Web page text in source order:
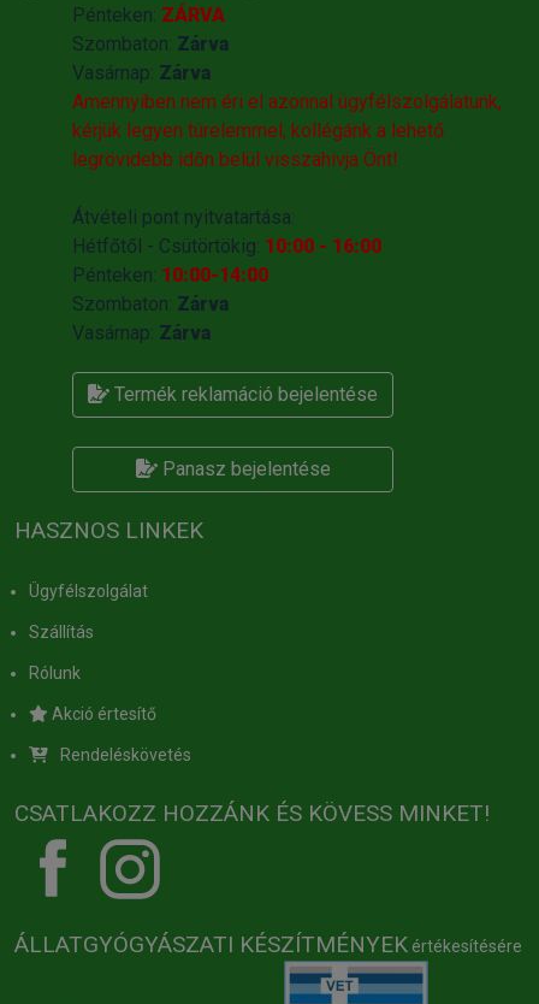
Pénteken: ZÁRVA
Szombaton: Zárva
Vasárnap: Zárva
Amennyiben nem éri el azonnal ügyfélszolgálatunk,
kérjük legyen türelemmel, kollégánk a lehető
legrövidebb időn belül visszahivja Önt!
Átvételi pont nyitvatartása:
Hétfőtől - Csütörtökig: 10:00 - 16:00
Pénteken: 10:00-14:00
Szombaton: Zárva
Vasárnap: Zárva
Termék reklamáció bejelentése
Panasz bejelentése
HASZNOS LINKEK
Ügyfélszolgálat
Szállítás
Rólunk
Akció értesítő
Rendeléskövetés
CSATLAKOZZ HOZZÁNK ÉS KÖVESS MINKET!
ÁLLATGYÓGYÁSZATI KÉSZÍTMÉNYEK értékesítésére